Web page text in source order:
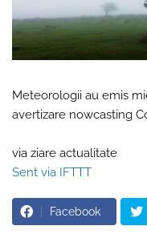
Meteorologii au emis
avertizare nowcasting
via ziare actualitate
Sent via IFTTT
Facebook